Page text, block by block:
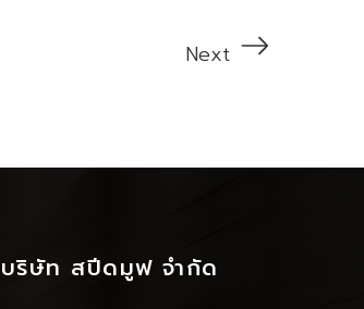
Next
บริษัท สปีดมูฟ จำกัด